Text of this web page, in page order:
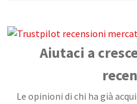
MACELLERIA
Aiutaci a
Le opinioni di chi ha già